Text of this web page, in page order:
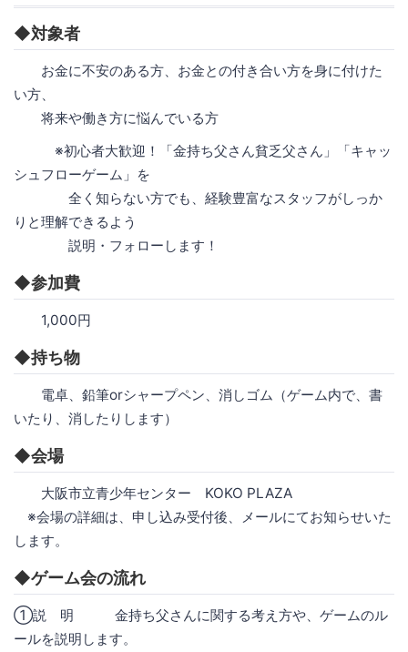
◆対象者
お金に不安のある方、お金との付き合い方を身に付けた
い方、
将来や働き方に悩んでいる方
※初心者大歓迎！「金持ち父さん貧乏父さん」「キャッ
シュフローゲーム」を
全く知らない方でも、経験豊富なスタッフがしっか
りと理解できるよう
説明・フォローします！
◆参加費
1,000円
◆持ち物
電卓、鉛筆orシャープペン、消しゴム（ゲーム内で、書
いたり、消したりします）
◆会場
大阪市立青少年センター KOKO PLAZA
※会場の詳細は、申し込み受付後、メールにてお知らせいた
します。
◆ゲーム会の流れ
①説 明 金持ち父さんに関する考え方や、ゲームのル
ールを説明します。